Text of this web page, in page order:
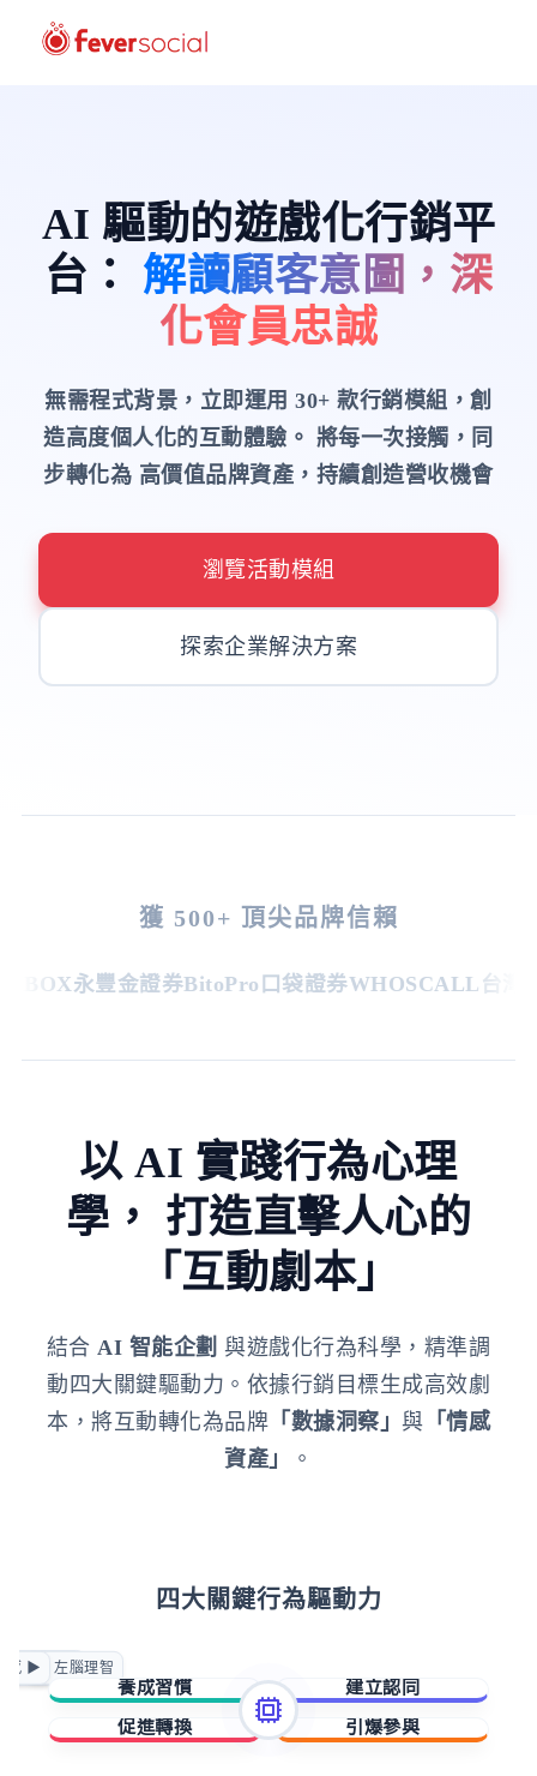
AI 驅動的遊戲化行銷平
台 ： 解讀顧客意圖，深
化會員忠誠
無需程式背景，立即運用 30+ 款行銷模組，創
造高度個人化的互動體驗。 將每一次接觸，同
步轉化為 高價值品牌資產，持續創造營收機會
瀏覽活動模組
探索企業解決方案
獲 500+ 頂尖品牌信賴
永豐金證券BitoPro口袋證券WHOSCALL台灣虎
以 AI 實踐行為心理
學， 打造直擊人心的
「互動劇本」
結合 AI 智能企劃 與遊戲化行為科學，精準調
動四大關鍵驅動力。依據行銷目標生成高效劇
本，將互動轉化為品牌 「數據洞察」 與 「情感
資產」
。
四大關鍵行為驅動力
正向賦能
急迫驅動
◀ 左腦理智
感 ▶
養成習慣
擁有與成就
建立認同
歸屬與賦能
促進轉換 引爆參與